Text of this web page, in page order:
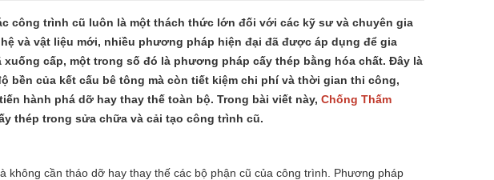
công trình cũ luôn là một thách thức lớn đối với các kỹ sư và chuyên gia
và vật liệu mới, nhiều phương pháp hiện đại đã được áp dụng để gia
cấp, một trong số đó là phương pháp cấy thép bằng hóa chất. Đây là
bền của kết cấu bê tông mà còn tiết kiệm chi phí và thời gian thi công,
hành phá dỡ hay thay thế toàn bộ. Trong bài viết này, Chống Thấm
thép trong sửa chữa và cải tạo công trình cũ.
không cần tháo dỡ hay thay thế các bộ phận cũ của công trình. Phương pháp